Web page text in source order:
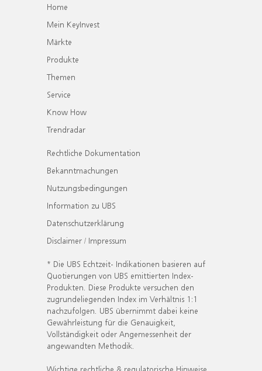
Home
Mein KeyInvest
Märkte
Produkte
Themen
Service
Know How
Trendradar
Rechtliche Dokumentation
Bekanntmachungen
Nutzungsbedingungen
Information zu UBS
Datenschutzerklärung
Disclaimer / Impressum
* Die UBS Echtzeit- Indikationen basieren auf
Quotierungen von UBS emittierten Index-
Produkten. Diese Produkte versuchen den
zugrundeliegenden Index im Verhältnis 1:1
nachzufolgen. UBS übernimmt dabei keine
Gewährleistung für die Genauigkeit,
Vollständigkeit oder Angemessenheit der
angewandten Methodik.